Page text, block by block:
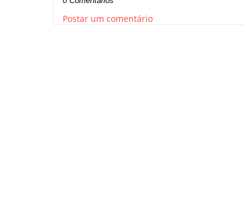
Postar um comentário